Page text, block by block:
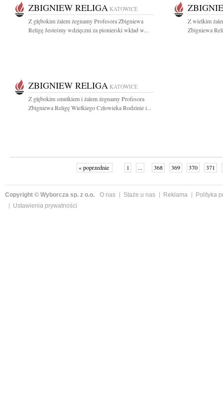
ZBIGNIEW RELIGA KATOWICE
Z głębokim żalem żegnamy Profesora Zbigniewa
Religę Jesteśmy wdzięczni za pionierski wkład w...
Z wielkim
Zbigniewa
ZBIGNIEW RELIGA KATOWICE
Z głębokim smutkiem i żalem żegnamy Profesora
Zbigniewa Religę Wielkiego Człowieka Rodzinie i...
« poprzednie 1 ... 368 369 370 371
Copyright © Wyborcza sp. z o.o. O nas Staże u nas Reklama
Polityka
Ustawienia prywatności